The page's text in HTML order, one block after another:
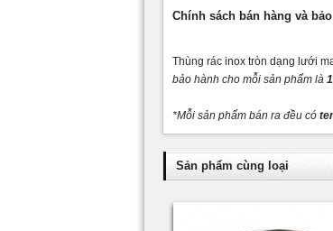
Chính sách bán hàng và
Thùng rác inox tròn dạng lưới
bảo hành cho mỗi sản phẩm là
*Mỗi sản phẩm bán ra đều có
Sản phẩm cùng loại